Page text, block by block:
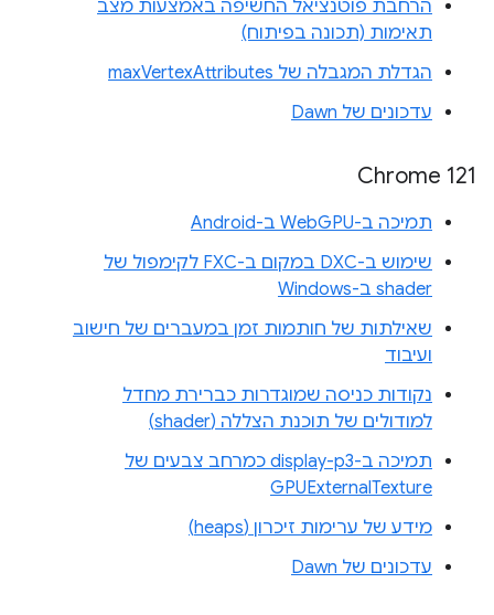
הרחבת פוטנציאל החשיפה באמצעות מצב
תאימות (תכונה בפיתוח)
הגדלת המגבלה של maxVertexAttributes
עדכונים של Dawn
Chrome 121
תמיכה ב-WebGPU ב-Android
שימוש ב-DXC במקום ב-FXC לקימפול של
shader ב-Windows
שאילתות של חותמות זמן במעברים של חישוב
ועיבוד
נקודות כניסה שמוגדרות כברירת מחדל
למודולים של תוכנת הצללה (shader)
תמיכה ב-display-p3 כמרחב צבעים של
GPUExternalTexture
מידע של ערימות זיכרון (heaps)
עדכונים של Dawn